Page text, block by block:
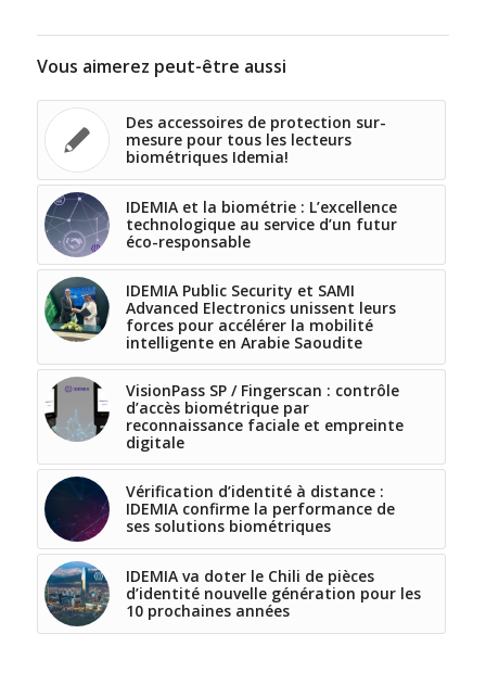
Vous aimerez peut-être aussi
Des accessoires de protection sur-
mesure pour tous les lecteurs
biométriques Idemia!
IDEMIA et la biométrie : L’excellence
technologique au service d’un futur
éco-responsable
IDEMIA Public Security et SAMI
Advanced Electronics unissent leurs
forces pour accélérer la mobilité
intelligente en Arabie Saoudite
VisionPass SP / Fingerscan : contrôle
d’accès biométrique par
reconnaissance faciale et empreinte
digitale
Vérification d’identité à distance :
IDEMIA confirme la performance de
ses solutions biométriques
IDEMIA va doter le Chili de pièces
d’identité nouvelle génération pour les
10 prochaines années